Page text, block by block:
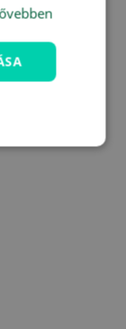
személyzet